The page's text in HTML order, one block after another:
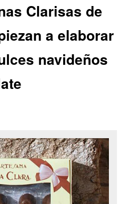
Clarisas de
a elaborar
navideños